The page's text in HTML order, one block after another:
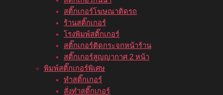
สติ๊กเกอร์โฆษณาติดรถ
ร้านสติ๊กเกอร์
โรงพิมพ์สติ๊กเกอร์
สติ๊กเกอร์ติดกระจกหน้าร้าน
สติ๊กเกอร์สูญญากาศ 2 หน้า
พิมพ์สติ๊กเกอร์พิเศษ
ทำสติ๊กเกอร์
สั่งทำสติ๊กเกอร์